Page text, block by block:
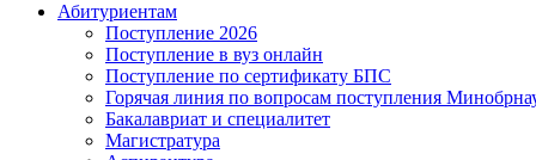
Абитуриентам
Поступление 2026
Поступление в вуз онлайн
Поступление по сертификату БПС
Горячая линия по вопросам поступления
Бакалавриат и специалитет
Магистратура